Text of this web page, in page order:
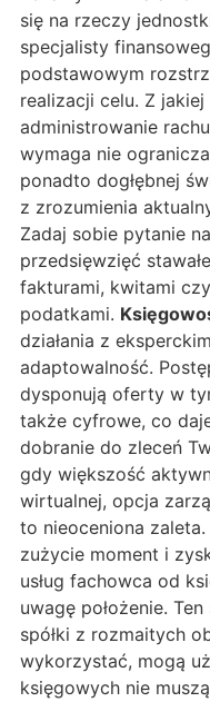
się na rzeczy
specjalisty
podstawowym
realizacji celu. Z
administrowanie
wymaga nie
ponadto dogłębnej
z zrozumienia
Zadaj sobie pytanie
przedsięwzięć
fakturami, kwitami
podatkami.
działania z
adaptowalność.
dysponują oferty w
także cyfrowe, co
dobranie do zleceń
gdy większość
wirtualnej, opcja
to nieoceniona
zużycie moment i
usług fachowca od
uwagę położenie.
spółki z rozmaitych
wykorzystać, mogą
księgowych nie